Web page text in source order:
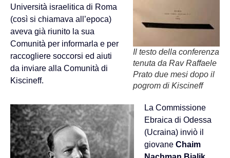
Il testo della conferenza
tenuta da Rav Raffaele
Prato due mesi dopo il
pogrom di Kiscineff
Università israelitica di Roma
(così si chiamava all’epoca)
aveva già riunito la sua
Comunità per informarla e per
raccogliere soccorsi ed aiuti
da inviare alla Comunità di
Kiscineff.
La Commissione
Ebraica di Odessa
(Ucraina) inviò il
giovane Chaim